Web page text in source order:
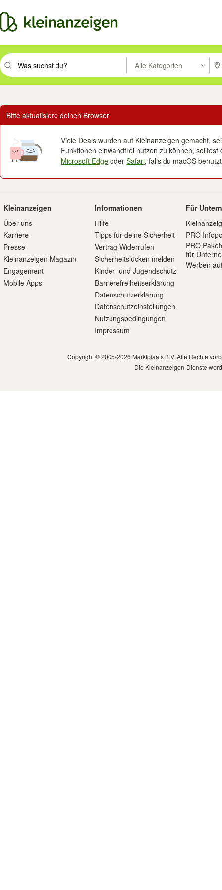
Suchbegriff eingeben. Eingabetaste drücken um zu suchen, oder
Alle Kategorien
Bitte aktualisiere deinen Browser
Viele Deals wurden auf Kleinanzeigen gemacht,
Funktionen einwandfrei nutzen zu können,
Microsoft Edge oderSafari, falls du macOS
Kleinanzeigen
Über uns
Karriere
Presse
Kleinanzeigen Magazin
Engagement
Mobile Apps
Informationen
Hilfe
Tipps für deine Sicherheit
Vertrag Widerrufen
Sicherheitslücken melden
Kinder- und Jugendschutz
Barrierefreiheitserklärung
Datenschutzerklärung
Datenschutzeinstellungen
Nutzungsbedingungen
Impressum
Für
PRO
PRO
für
Werben
Copyright © 2005-2026 Marktplaats B.V. Alle Rechte
Die Kleinanzeigen-Dienste